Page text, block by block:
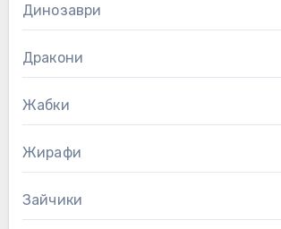
Динозаври
Дракони
Жабки
Жирафи
Зайчики